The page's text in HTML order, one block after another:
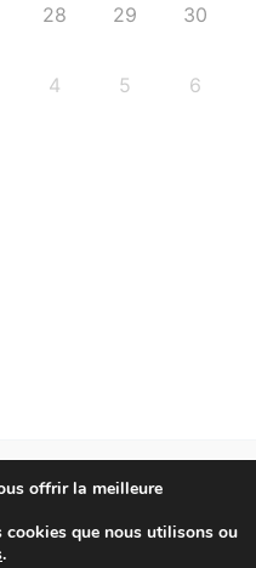
28 29 30
4 5 6
Toulouse
offrir la meilleure
cookies que nous utilisons ou
.